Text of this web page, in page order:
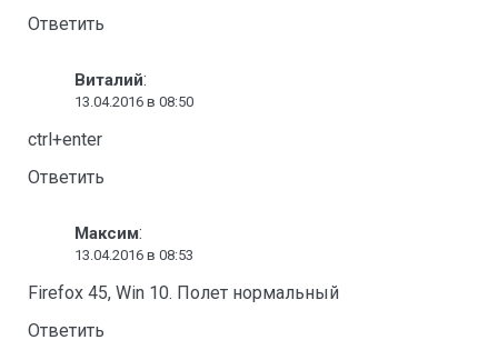
Ответить
Виталий:
13.04.2016 в 08:50
ctrl+enter
Ответить
Максим:
13.04.2016 в 08:53
Firefox 45, Win 10. Полет нормальный
Ответить